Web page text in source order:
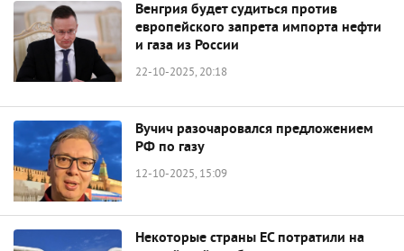
Венгрия будет судиться против
европейского запрета импорта нефти
и газа из России
22-10-2025, 20:18
Вучич разочаровался предложением
РФ по газу
12-10-2025, 15:09
Некоторые страны ЕС потратили на